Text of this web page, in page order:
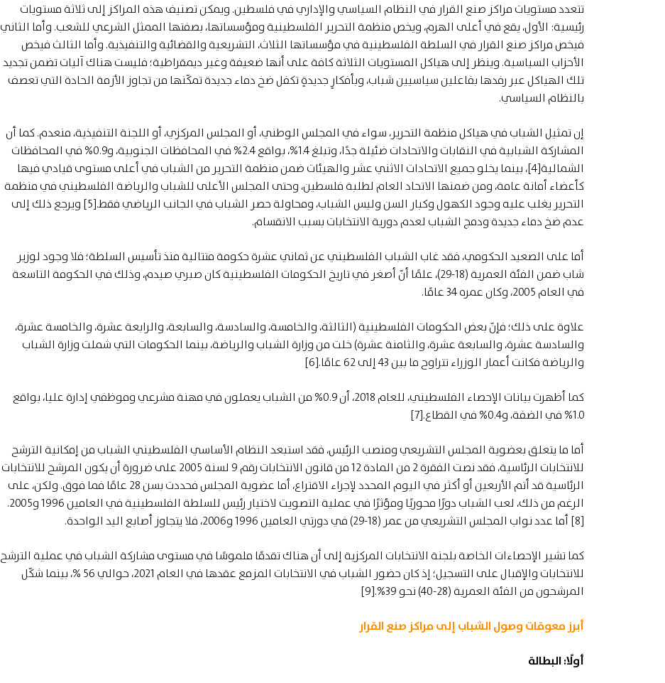
تتعدد مستويات مراكز صنع القرار في النظام السياسي والإداري في فلسطين. ويمكن تصنيف هذه المراكز إلى ثلاثة مستويات
رئيسية: الأول، يقع في أعلى الهرم، ويخص منظمة التحرير الفلسطينية ومؤسساتها، بصفتها الممثل الشرعي للشعب. وأما الثاني
فيخص مراكز صنع القرار في السلطة الفلسطينية في مؤسساتها الثلاث، التشريعية والقضائية والتنفيذية. وأما الثالث فيخص
الأحزاب السياسية. وينظر إلى هياكل المستويات الثلاثة كافة على أنها ضعيفة وغير ديمقراطية؛ فليست هناك آليات تضمن تجديد
تلك الهياكل عبر رفدها بفاعلين سياسيين شباب، وبأفكارٍ جديدةٍ تكفل ضخ دماء جديدة تمكّنها من تجاوز الأزمة الحادة التي تعصف
بالنظام السياسي.
إن تمثيل الشباب في هياكل منظمة التحرير، سواء في المجلس الوطني، أو المجلس المركزي، أو اللجنة التنفيذية، منعدم. كما أن
المشاركة الشبابية في النقابات والاتحادات ضئيلة جدًا، وتبلغ 1.4%، بواقع 2.4% في المحافظات الجنوبية، و0.9% في المحافظات
الشمالية[4]، بينما يخلو جميع الاتحادات الاثني عشر والهيئات ضمن منظمة التحرير من الشباب في أعلى مستوى قيادي فيها
كأعضاء أمانة عامة، ومن ضمنها الاتحاد العام لطلبة فلسطين، وحتى المجلس الأعلى للشباب والرياضة الفلسطيني في منظمة
التحرير يغلب عليه وجود الكهول وكبار السن وليس الشباب، ومحاولة حصر الشباب في الجانب الرياضي فقط.[5] ويرجع ذلك إلى
عدم ضخ دماء جديدة ودمج الشباب لعدم دورية الانتخابات بسبب الانقسام.
أما على الصعيد الحكومي، فقد غاب الشباب الفلسطيني عن ثماني عشرة حكومة متتالية منذ تأسيس السلطة؛ فلا وجود لوزير
شاب ضمن الفئة العمرية (18-29)، علمًا أنّ أصغر في تاريخ الحكومات الفلسطينية كان صبري صيدم، وذلك في الحكومة التاسعة
في العام 2005، وكان عمره 34 عامًا.
علاوة على ذلك؛ فإنّ بعض الحكومات الفلسطينية (الثالثة، والخامسة، والسادسة، والسابعة، والرابعة عشرة، والخامسة عشرة،
والسادسة عشرة، والسابعة عشرة، والثامنة عشرة) خلت من وزارة الشباب والرياضة، بينما الحكومات التي شملت وزارة الشباب
والرياضة فكانت أعمار الوزراء تتراوح ما بين 43 إلى 62 عامًا.[6]
كما أظهرت بيانات الإحصاء الفلسطيني، للعام 2018، أن 0.9% من الشباب يعملون في مهنة مشرعي وموظفي إدارة عليا، بواقع
1.0% في الضفة، و0.4% في القطاع.[7]
أما ما يتعلق بعضوية المجلس التشريعي ومنصب الرئيس، فقد استبعد النظام الأساسي الفلسطيني الشباب من إمكانية الترشح
للانتخابات الرئاسية، فقد نصت الفقرة 2 من المادة 12 من قانون الانتخابات رقم 9 لسنة 2005 على ضرورة أن يكون المرشح للانتخابات
الرئاسية قد أتم الأربعين أو أكثر في اليوم المحدد لإجراء الاقتراع، أما عضوية المجلس فحددت بسن 28 عامًا فما فوق. ولكن، على
الرغم من ذلك، لعب الشباب دورًا محوريًا ومؤثرًا في عملية التصويت لاختيار رئيس للسلطة الفلسطينية في العامين 1996 و2005.
[8] أما عدد نواب المجلس التشريعي من عمر (18-29) في دورتي العامين 1996 و2006، فلا يتجاوز أصابع اليد الواحدة.
كما تشير الإحصاءات الخاصة بلجنة الانتخابات المركزية إلى أن هناك تقدمًا ملموسًا في مستوى مشاركة الشباب في عملية الترشح
للانتخابات والإقبال على التسجيل؛ إذ كان حضور الشباب في الانتخابات المزمع عقدها في العام 2021، حوالي 56 %، بينما شكّل
المرشحون من الفئة العمرية (28-40) نحو 39%.[9]
أبرز معوقات وصول الشباب إلى مراكز صنع القرار
أولًا: البطالة